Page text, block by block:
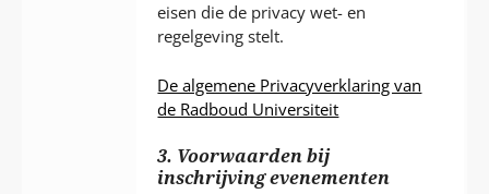
eisen die de privacy wet- en
regelgeving stelt.
De algemene Privacyverklaring van
de Radboud Universiteit
3. Voorwaarden bij
inschrijving evenementen